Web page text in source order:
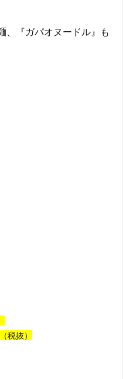
、『ガパオヌードル』も
税抜）